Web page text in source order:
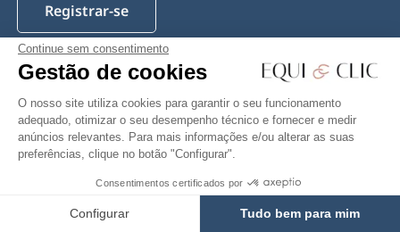
Continue sem consentimento
Gestão de cookies
O nosso site utiliza cookies para garantir o seu funcionamento
adequado, otimizar o seu desempenho técnico e fornecer e medir
anúncios relevantes. Para mais informações e/ou alterar as suas
preferências, clique no botão "Configurar".
Consentimentos certificados por
Configurar Tudo bem para mim
Registrar-se
Facebook Twitter
YouTube
Pinterest
Instagram
Equiclic © 2026
Gestão de cookies